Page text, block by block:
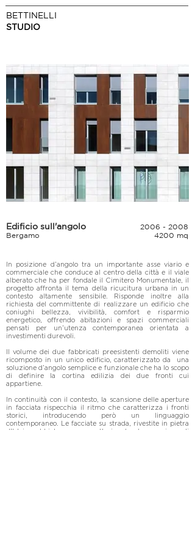
BETTINELLI
STUDIO
2006 - 2008
4200 mq
Bergamo
Edificio sull'angolo
In posizione d’angolo tra un importante asse viario e
commerciale che conduce al centro della città e il viale
alberato che ha per fondale il Cimitero Monumentale, il
progetto affronta il tema della ricucitura urbana in un
contesto altamente sensibile. Risponde inoltre alla
richiesta del committente di realizzare un edificio che
coniughi bellezza, vivibilità, comfort e risparmio
energetico, offrendo abitazioni e spazi commerciali
pensati per un’utenza contemporanea orientata a
investimenti durevoli.
Il volume dei due fabbricati preesistenti demoliti viene
ricomposto in un unico edificio, caratterizzato da  una
soluzione d’angolo semplice e funzionale che ha lo scopo
di definire la cortina edilizia dei due fronti cui
appartiene.
In continuità con il contesto, la scansione delle aperture
in facciata rispecchia il ritmo che caratterizza i fronti
storici, introducendo però un linguaggio
contemporaneo. Le facciate su strada, rivestite in pietra
d’Istria sabbiata, sono caratterizzate da un gioco di